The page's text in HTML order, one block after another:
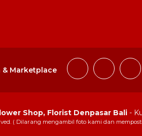
& Marketplace
Shop, Florist Denpasar Bali-
( Dilarang mengambil foto kami dan